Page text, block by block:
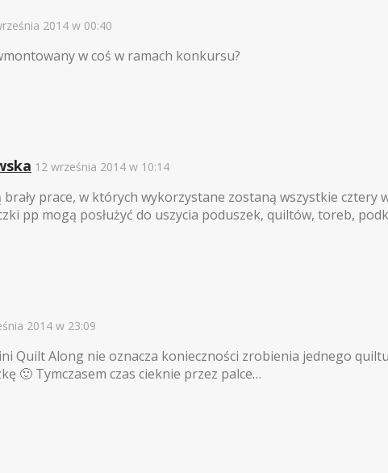
2014 w 00:40
w coś w ramach konkursu?
12 września 2014 w 10:14
prace, w których wykorzystane zostaną wszystkie cztery
pp mogą posłużyć do uszycia poduszek, quiltów, toreb,
2014 w 23:09
Quilt Along nie oznacza konieczności zrobienia jednego
🙂 Tymczasem czas cieknie przez palce…